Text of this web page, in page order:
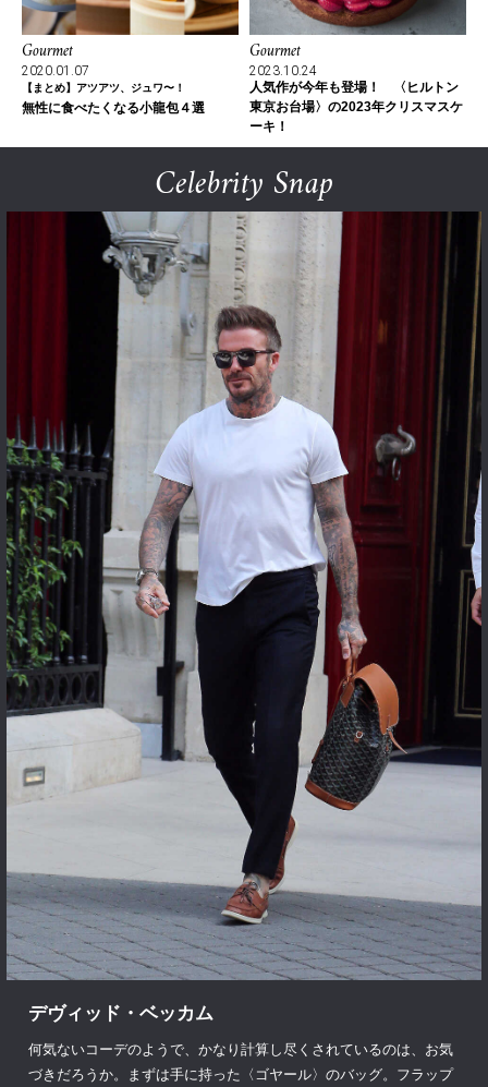
Gourmet
2020.01.07
【まとめ】アツアツ、ジュワ〜！
無性に食べたくなる小龍包４選
Gourmet
2023.10.24
人気作が今年も登場！ 〈ヒルトン
東京お台場〉の2023年クリスマスケ
ーキ！
Celebrity Snap
デヴィッド・ベッカム
何気ないコーデのようで、かなり計算し尽くされているのは、お気
づきだろうか。まずは手に持った〈ゴヤール〉のバッグ。フラップ